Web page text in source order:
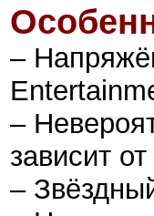
–
–
зависит
–